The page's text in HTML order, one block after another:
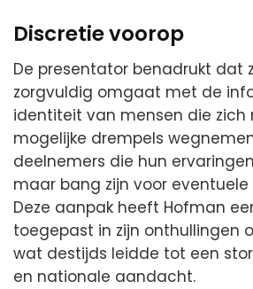
Discretie voorop
De presentator benadrukt dat
zorgvuldig omgaat met de
identiteit van mensen die zich
mogelijke drempels
deelnemers die hun
maar bang zijn voor eventuele
Deze aanpak heeft Hofman
toegepast in zijn onthullingen
wat destijds leidde tot een
en nationale aandacht.